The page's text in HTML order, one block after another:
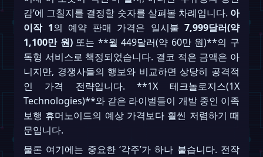
감’에 그칠지를 결정할 숫자를 살펴볼 차례입니다. 아
이작 1의 예약 판매 가격은 일시불 7,999달러(약
1,100만 원)또는 **월 449달러(약 60만 원)**의 구
독형 서비스로 책정되었습니다. 결코 적은 금액은 아
니지만, 경쟁사들의 행보와 비교하면 상당히 공격적
인 가격 전략입니다. **1X 테크놀로지스(1X
Technologies)**와 같은 라이벌들이 개발 중인 이족
보행 휴머노이드의 예상 가격보다 훨씬 저렴하기 때
문입니다.
물론 여기에는 중요한 ‘각주’가 하나 붙습니다. 전작